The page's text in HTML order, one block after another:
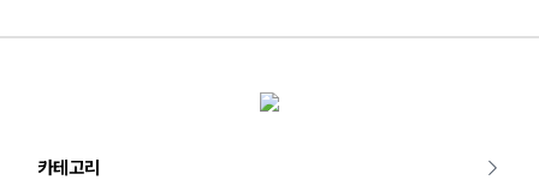
카테고리